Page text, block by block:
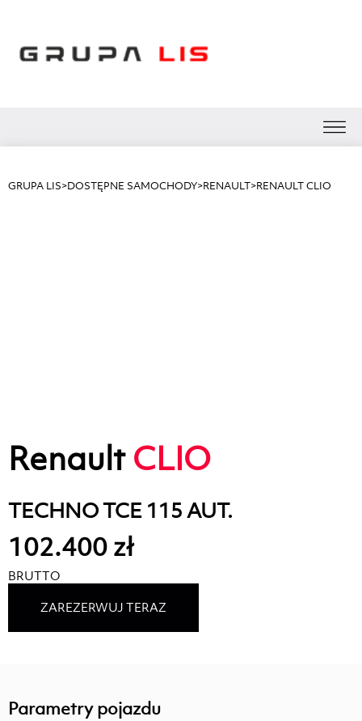
GRUPA LIS>DOSTĘPNE SAMOCHODY>RENAULT>RENAULT CLIO
RenaultCLIO
TECHNO TCE 115 AUT.
102.400 zł
BRUTTO
ZAREZERWUJ TERAZ
Parametry pojazdu